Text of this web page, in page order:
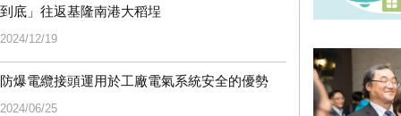
到底」往返基隆南港大稻埕
2024/12/19
防爆電纜接頭運用於工廠電氣系統安全的優勢
2024/06/25